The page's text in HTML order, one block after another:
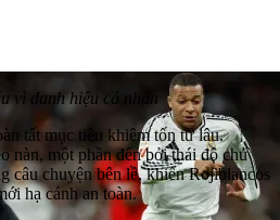
vì danh hiệu cá nhân
tất mục tiêu khiêm tốn từ lâu.
nàn, một phần đến bởi thái độ chủ
câu chuyện bên lề, khiến Rojiblancos
hạ cánh an toàn.